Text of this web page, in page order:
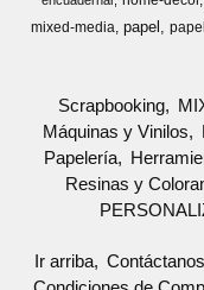
mixed-media papel
Scrapbooking
Máquinas y Vinilos
Papelería
Resinas y
Ir arriba Contáctanos